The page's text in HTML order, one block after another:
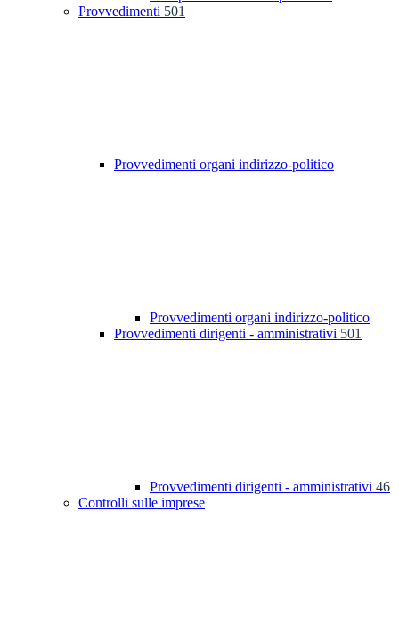
Provvedimenti 501
Provvedimenti organi indirizzo-politico
Provvedimenti organi indirizzo-politico
Provvedimenti dirigenti - amministrativi 501
Provvedimenti dirigenti - amministrativi 46
Controlli sulle imprese